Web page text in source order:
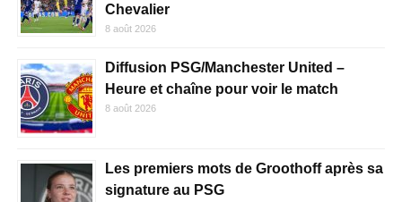
Chevalier
8 août 2026
Diffusion PSG/Manchester United –
Heure et chaîne pour voir le match
8 août 2026
Les premiers mots de Groothoff après sa
signature au PSG